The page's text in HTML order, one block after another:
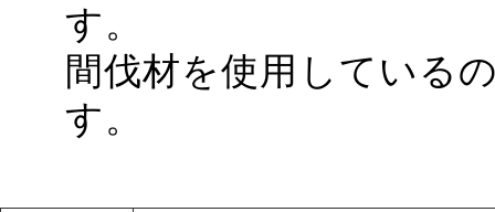
す。
間伐材を使用している
す。